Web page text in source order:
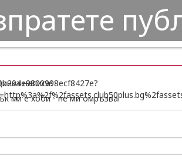
написа:
ми е хоби - не ми омръзва.